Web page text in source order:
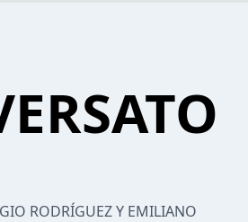
RODRÍGUEZ Y EMILIANO